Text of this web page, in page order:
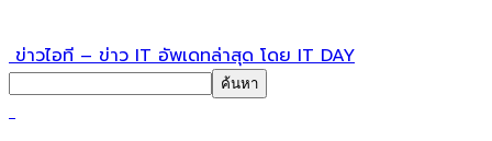
ข่าวไอที – ข่าว IT อัพเดทล่าสุด โดย IT DAY